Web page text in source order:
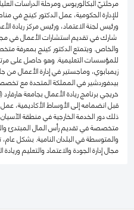
للإدارة الحكومية، عمل الدكتور كينج في
ورئيس لجنة الاعتماد، ورئيس مركز ريادة
شارك في تقديم استشارات الأعمال في
والخاص. ويتمتع الدكتور كينج بمعرفة
للمؤسسات التعليمية. وهو حاصل على
زيمبابوي، وماجستير في إدارة الأعمال من
بيدفوردشير في المملكة المتحدة مع
خريجي برنامج ريادة الأعمال بجامعة هارفارد
قبل انضمامه إلى الأوساط الأكاديمية،
ذلك دور الخدمة الخارجية في منطقة
متخصصة في تقديم رأس المال المبتدئ
والمتوسطة في البلدان النامية. بشكل عام،
مجال إدارة الجودة والاعتماد والتعليم وريادة